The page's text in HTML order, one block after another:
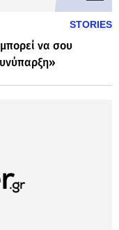
STORIES
να σου